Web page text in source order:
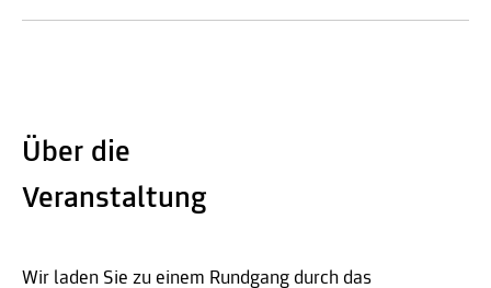
Über die
Veranstaltung
Wir laden Sie zu einem Rundgang durch das